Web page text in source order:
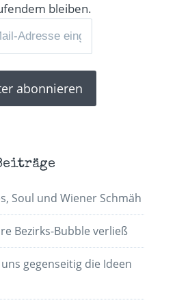
bleiben.
Soul und Wiener Schmäh
Bezirks-Bubble verließ
gegenseitig die Ideen